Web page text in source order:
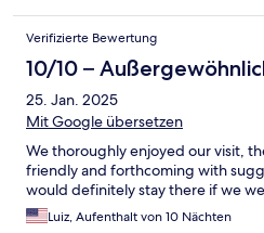
Verifizierte Bewertung
10/10 –
25. Jan. 2025
Mit Google übersetzen
We thoroughly enjoyed our visit,
friendly and forthcoming with
would definitely stay there if we
Luiz, Aufenthalt von 10 Nächten